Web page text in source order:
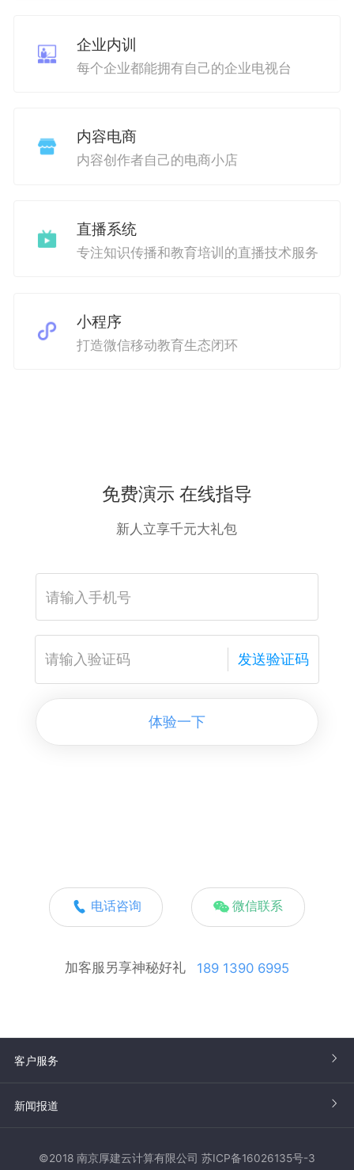
企业内训
每个企业都能拥有自己的企业电视台
内容电商
内容创作者自己的电商小店
直播系统
专注知识传播和教育培训的直播技术服务
小程序
打造微信移动教育生态闭环
免费演示 在线指导
新人立享千元大礼包
发送验证码
体验一下
电话咨询 微信联系
加客服另享神秘好礼 189 1390 6995
客户服务
新闻报道
©2018 南京厚建云计算有限公司 苏ICP备16026135号-3